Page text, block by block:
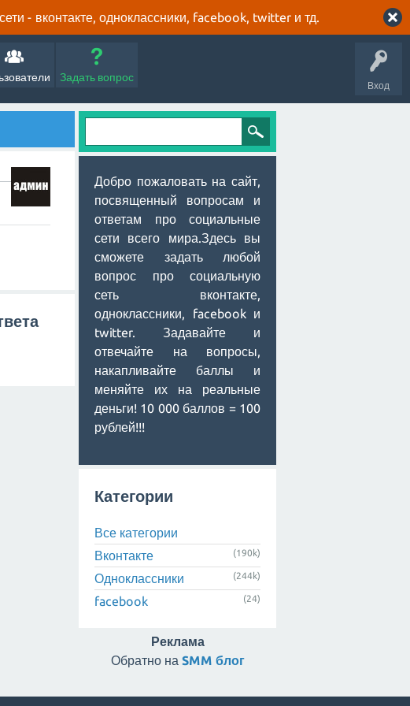
- вконтакте, одноклассники, facebook, twitter и тд.
Вход
Задать вопрос
Добро пожаловать на сайт,
посвященный вопросам и
ответам про социальные
сети всего мира.Здесь вы
сможете задать любой
вопрос про социальную
сеть вконтакте,
одноклассники, facebook и
twitter. Задавайте и
отвечайте на вопросы,
накапливайте баллы и
меняйте их на реальные
деньги! 10 000 баллов = 100
рублей!!!
Категории
Все категории
Вконтакте
(190k)
Одноклассники (244k)
facebook (24)
Реклама
Обратно на SMM блог